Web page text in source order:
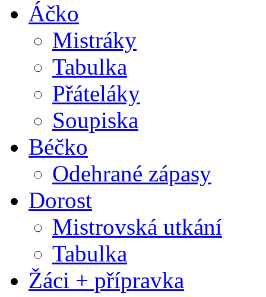
Áčko
Mistráky
Tabulka
Přáteláky
Soupiska
Béčko
Odehrané zápasy
Dorost
Mistrovská utkání
Tabulka
Žáci + přípravka